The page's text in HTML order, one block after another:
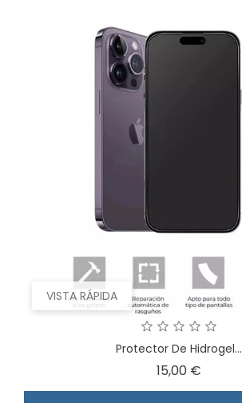
VISTA RÁPIDA
Protector De Hidrogel...
15,00 €